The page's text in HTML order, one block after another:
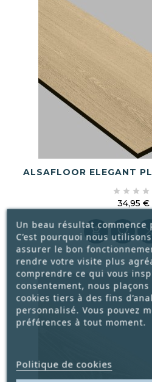
ALSAFLOOR ELEGANT
   
34,95 €
 
Un beau résultat commence
C’est pourquoi nous
assurer le bon
rendre votre visite plus
comprendre ce qui vous
consentement, nous
cookies tiers à des fins
personnalisé. Vous pouvez
préférences à tout moment.
Politique de cookies